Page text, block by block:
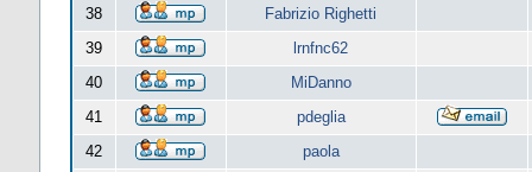
38
Fabrizio Righetti
39
lrnfnc62
40
MiDanno
41
pdeglia
42
paola